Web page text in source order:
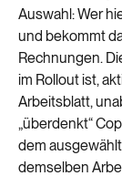
Auswahl: Wer
und bekommt
Rechnungen.
im Rollout ist,
Arbeitsblatt,
„überdenkt“
dem
demselben